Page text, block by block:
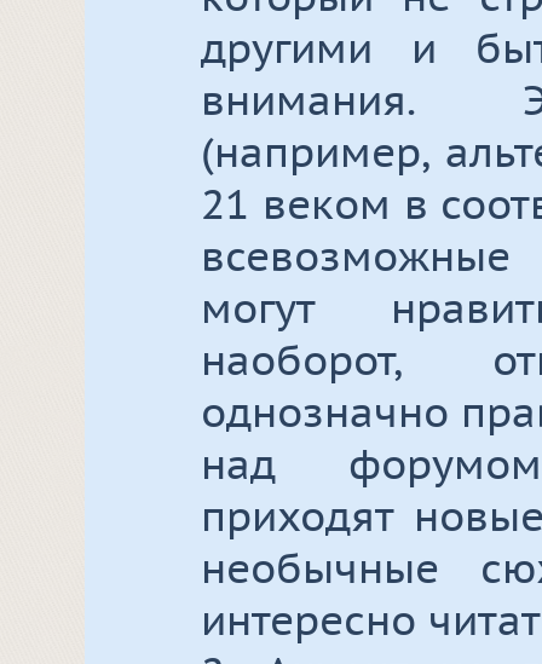
другими и
внимания.
(например,
21 веком в
могут
наоборот,
однозначно
над
приходят
необычные
интересно